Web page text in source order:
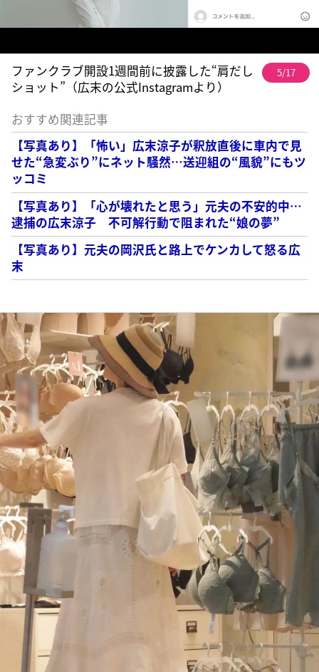
ファンクラブ開設1週間前に披露した“肩だし
ショット”（広末の公式Instagramより）
5/17
おすすめ関連記事
【写真あり】「怖い」広末涼子が釈放直後に車内で見
せた“急変ぶり”にネット騒然…送迎組の“風貌”にもツ
ッコミ
【写真あり】「心が壊れたと思う」元夫の不安的中…
逮捕の広末涼子 不可解行動で阻まれた“娘の夢”
【写真あり】元夫の岡沢氏と路上でケンカして怒る広
末